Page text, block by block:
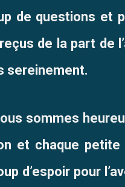
de questions et
de la part de
sereinement.
sommes
et chaque
d’espoir pour